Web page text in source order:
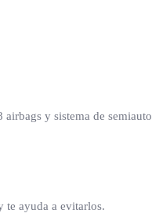
y sistema de
te ayuda a evitarlos.